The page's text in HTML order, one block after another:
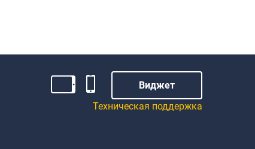
Виджет
Техническая поддержка